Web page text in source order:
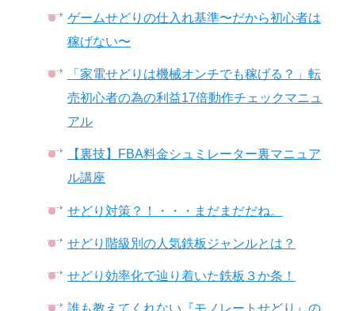
ゲームせどりの仕入れ基準〜だから初心者は
稼げない〜
「家電せどりは機械オンチでも稼げる？」転
売初心者の為の利益17倍動作チェックマニュ
アル
【裏技】FBA料金シュミレーター裏マニュア
ル講座
せどり対策？！・・・まだまだだね。
せどり階級別の人気鉄板ジャンルとは？
せどり効率化で辿り着いた鉄板３か条！
誰も教えてくれない『モノレートせどり』の